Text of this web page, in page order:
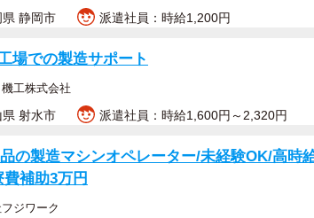
県 静岡市 派遣社員：時給1,200円
場での製造サポート
工株式会社
県 射水市 派遣社員：時給1,600円～2,320円
の製造マシンオペレーター/未経験OK/高時
費補助3万円
ジワーク